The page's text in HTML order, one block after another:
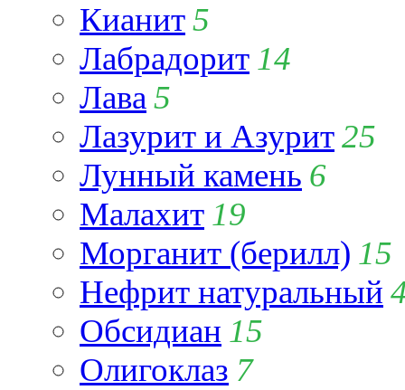
Кианит5
Лабрадорит 14
Лава 5
Лазурит и Азурит25
Лунный камень 6
Малахит 19
Морганит (берилл) 15
Нефрит натуральный
Обсидиан 15
Олигоклаз 7